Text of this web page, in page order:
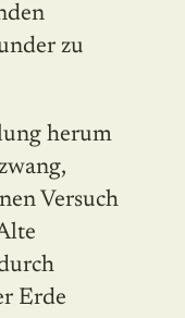
zu
herum
Versuch
Erde